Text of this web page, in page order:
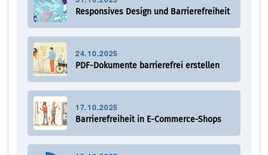
Responsives Design und Barrierefreiheit
24.10.2025
PDF-Dokumente barrierefrei erstellen
17.10.2025
Barrierefreiheit in E-Commerce-Shops